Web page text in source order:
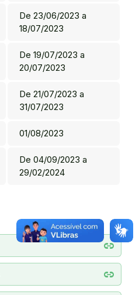
De 23/06/2023 a
18/07/2023
De 19/07/2023 a
20/07/2023
De 21/07/2023 a
31/07/2023
01/08/2023
De 04/09/2023 a
29/02/2024
link
link